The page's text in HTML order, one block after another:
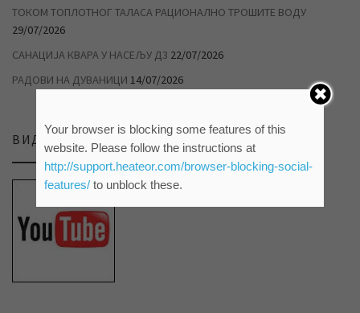
ТОКОМ ТОПЛОТНОГ ТАЛАСА РАЦИОНАЛНО ТРОШИТЕ ВОДУ
29/07/2026
САНАЦИЈА КВАРА У НАСЕЉУ Д3 22/07/2026
РАДОВИ НА ДУВАНИЦИ 14/07/2026
ВИДЕО ПРИЛОЗИ НА НАШЕМ ЈУТЈУБ КАНАЛУ
Your browser is blocking some features of this
website. Please follow the instructions at
http://support.heateor.com/browser-blocking-social-
features/to unblock these.